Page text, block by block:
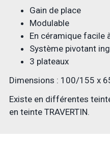
Gain de place
Modulable
En céramique facile
Système pivotant
3 plateaux
Dimensions : 100/155 x
Existe en différentes
en teinte TRAVERTIN.